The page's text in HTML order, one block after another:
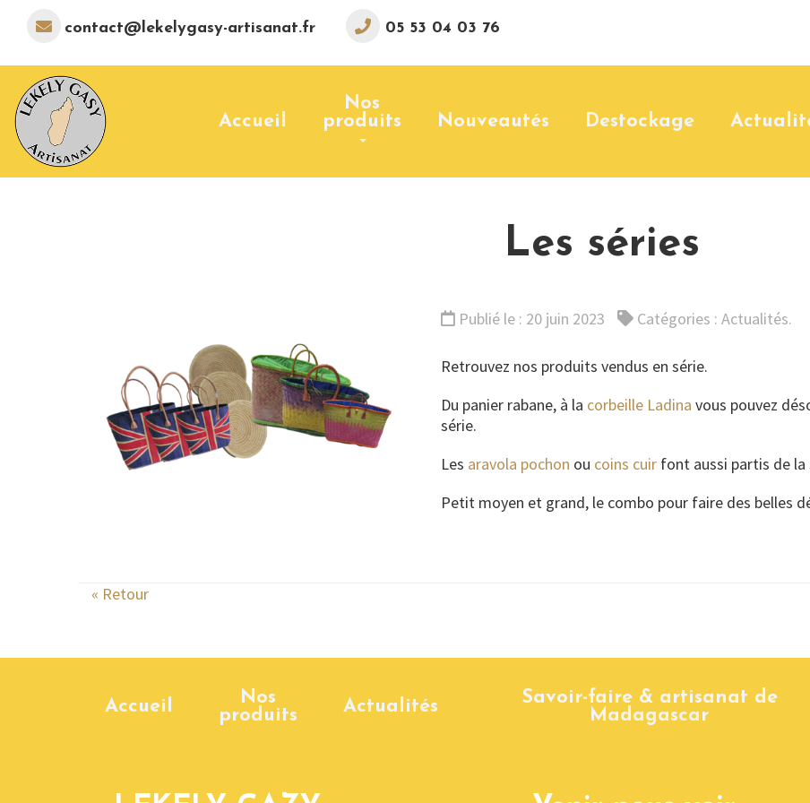
contact@lekelygasy-artisanat.fr 05 53 04 03 76
Accueil
Nos
produits
Nouveautés Destockage
Les séries
Publié le : 20 juin 2023 Catégories : Actualités.
Retrouvez nos produits vendus en série.
Du panier rabane, à la corbeille Ladina vous pouvez
série.
Les aravola pochon ou coins cuir font aussi partis de la
Petit moyen et grand, le combo pour faire des belles
« Retour
Accueil
Nos
produits
Actualités
Savoir-faire & artisanat de
Madagascar